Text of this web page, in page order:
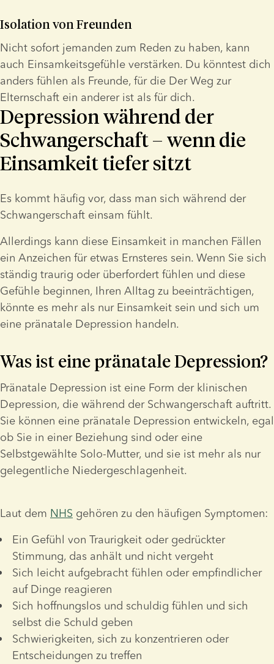
Isolation von Freunden
Nicht sofort jemanden zum Reden zu haben, kann
auch Einsamkeitsgefühle verstärken. Du könntest dich
anders fühlen als Freunde, für die Der Weg zur
Elternschaft ein anderer ist als für dich.
Depression während der
Schwangerschaft – wenn die
Einsamkeit tiefer sitzt
Es kommt häufig vor, dass man sich während der
Schwangerschaft einsam fühlt.
Allerdings kann diese Einsamkeit in manchen Fällen
ein Anzeichen für etwas Ernsteres sein. Wenn Sie sich
ständig traurig oder überfordert fühlen und diese
Gefühle beginnen, Ihren Alltag zu beeinträchtigen,
könnte es mehr als nur Einsamkeit sein und sich um
eine pränatale Depression handeln.
Was ist eine pränatale Depression?
Pränatale Depression ist eine Form der klinischen
Depression, die während der Schwangerschaft auftritt.
Sie können eine pränatale Depression entwickeln, egal
ob Sie in einer Beziehung sind oder eine
Selbstgewählte Solo-Mutter, und sie ist mehr als nur
gelegentliche Niedergeschlagenheit.
Laut dem NHS gehören zu den häufigen Symptomen:
Ein Gefühl von Traurigkeit oder gedrückter
Stimmung, das anhält und nicht vergeht
Sich leicht aufgebracht fühlen oder empfindlicher
auf Dinge reagieren
Sich hoffnungslos und schuldig fühlen und sich
selbst die Schuld geben
Schwierigkeiten, sich zu konzentrieren oder
Entscheidungen zu treffen